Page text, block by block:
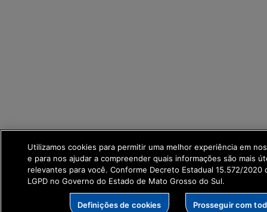
Utilizamos cookies para permitir uma melhor experiência em
e para nos ajudar a compreender quais informações são mais
relevantes para você. Conforme Decreto Estadual 15.572/2020
LGPD no Governo do Estado de Mato Grosso do Sul.
Definições de cookies Prosseguir com